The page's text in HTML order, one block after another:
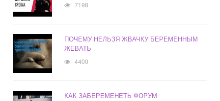
7198
ПОЧЕМУ НЕЛЬЗЯ ЖВАЧКУ БЕРЕМЕННЫМ
ЖЕВАТЬ
4400
КАК ЗАБЕРЕМЕНЕТЬ ФОРУМ